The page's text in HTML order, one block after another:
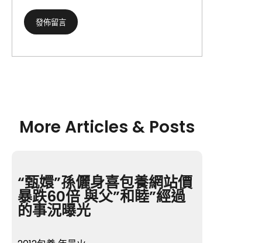
More Articles & Posts
“甄嬛”孫儷身喜包養網站價
暴跌60倍 與父”和睦”經過
的事況曝光